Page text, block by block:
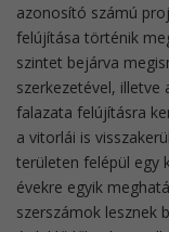
azonosító számú
felújítása történik
szintet bejárva
szerkezetével, illetve
falazata felújításra
a vitorlái is
területen felépül egy
évekre egyik
szerszámok lesznek